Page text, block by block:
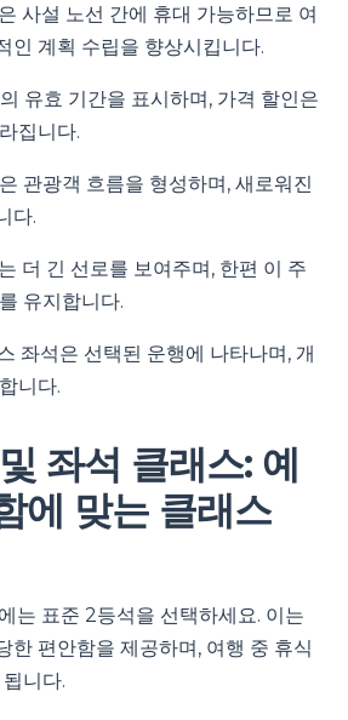
사설 노선 간에 휴대 가능하므로 여
인 계획 수립을 향상시킵니다.
유효 기간을 표시하며, 가격 할인은
집니다.
관광객 흐름을 형성하며, 새로워진
다.
더 긴 선로를 보여주며, 한편 이 주
유지합니다.
좌석은 선택된 운행에 나타나며, 개
니다.
좌석 클래스: 예
에 맞는 클래스
는 표준 2등석을 선택하세요. 이는
한 편안함을 제공하며, 여행 중 휴식
니다.